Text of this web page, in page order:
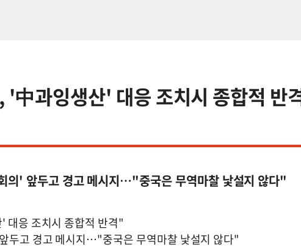
中과잉생산' 대응 조치시 종합적 반
의' 앞두고 경고 메시지…"중국은 무역마찰 낯설지 않다"
대응 조치시 종합적 반격"
두고 경고 메시지…"중국은 무역마찰 낯설지 않다"